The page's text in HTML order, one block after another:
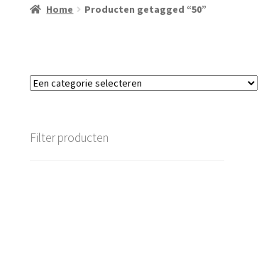
Home Producten getagged “50”
Een
Filter producten